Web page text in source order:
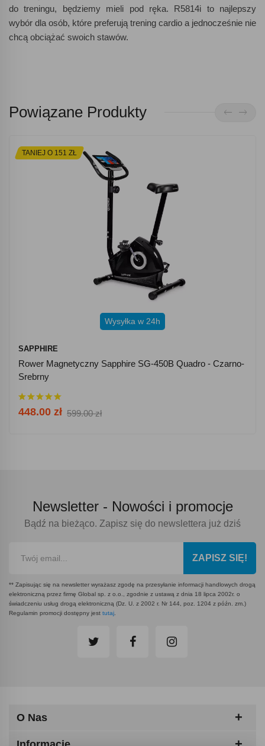
do treningu, będziemy mieli pod ręka. R5814i to najlepszy
wybór dla osób, które preferują trening cardio a jednocześnie nie
chcą obciążać swoich stawów.
Powiązane Produkty
TANIEJ O 151 ZŁ
Wysyłka w 24h
SAPPHIRE
Rower Magnetyczny Sapphire SG-450B Quadro - Czarno-
Srebrny
448.00 zł 599.00 zł
Newsletter - Nowości i promocje
Bądź na bieżąco. Zapisz się do newslettera już dziś
ZAPISZ SIĘ!
** Zapisując się na newsletter wyrażasz zgodę na przesyłanie informacji handlowych drogą
elektroniczną przez firmę Global sp. z o.o., zgodnie z ustawą z dnia 18 lipca 2002r. o
świadczeniu usług drogą elektroniczną (Dz. U. z 2002 r. Nr 144, poz. 1204 z późn. zm.)
Regulamin promocji dostępny jest tutaj
O Nas